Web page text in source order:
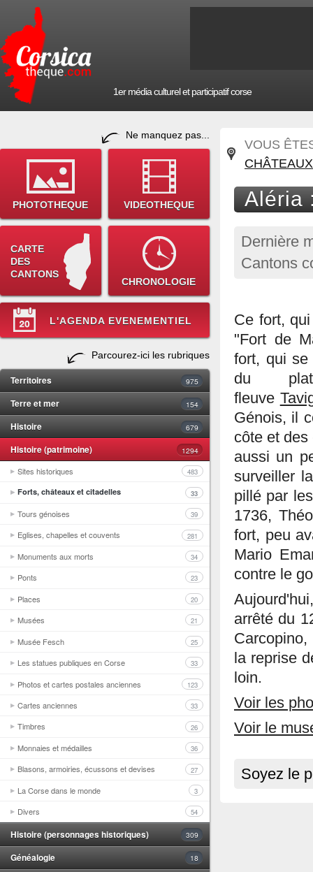
1er média culturel et participatif corse
Ne manquez pas...
PHOTOTHEQUE VIDEOTHEQUE
CARTE
DES
CANTONS
CHRONOLOGIE
L'AGENDA EVENEMENTIEL
Parcourez-ici les rubriques
Territoires 975
Terre et mer 154
Histoire 679
Histoire (patrimoine) 1294
Sites historiques 483
Forts, châteaux et citadelles 33
Tours génoises 39
Eglises, chapelles et couvents 281
Monuments aux morts 34
Ponts 23
Places 20
Musées 21
Musée Fesch 25
Les statues publiques en Corse 33
Photos et cartes postales anciennes 123
Cartes anciennes 33
Timbres 26
Monnaies et médailles 36
Blasons, armoiries, écussons et devises 27
La Corse dans le monde 3
Divers 54
Histoire (personnages historiques) 309
Généalogie 18
VOUS
Aléria
Dernière
Cantons
Ce fort,
"Fort de
fort, qui se
du
fleuve
Génois, il
côte et des
aussi un
surveiller
pillé par
1736,
fort, peu
Mario
contre le
arrêté du
la reprise
loin.
Voir les
Voir le
Soyez le